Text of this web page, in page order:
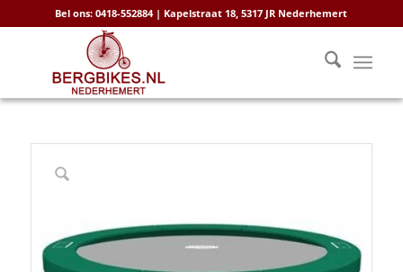
Bel ons: 0418-552884 | Kapelstraat 18, 5317 JR Nederhemert